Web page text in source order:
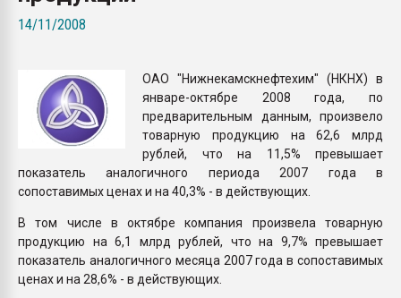
ПЕРЕЙТИ НА
14/11/2008
ОАО "Нижнекамскнефтехим" (НКНХ) в
январе-октябре 2008 года, по
предварительным данным, произвело
товарную продукцию на 62,6 млрд
рублей, что на 11,5% превышает
показатель аналогичного периода 2007 года в
сопоставимых ценах и на 40,3% - в действующих.
В том числе в октябре компания произвела товарную
продукцию на 6,1 млрд рублей, что на 9,7% превышает
показатель аналогичного месяца 2007 года в сопоставимых
ценах и на 28,6% - в действующих.